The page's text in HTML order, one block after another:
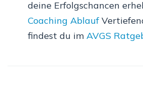
deine Erfolgschancen
Coaching Ablauf
findest du im AVGS